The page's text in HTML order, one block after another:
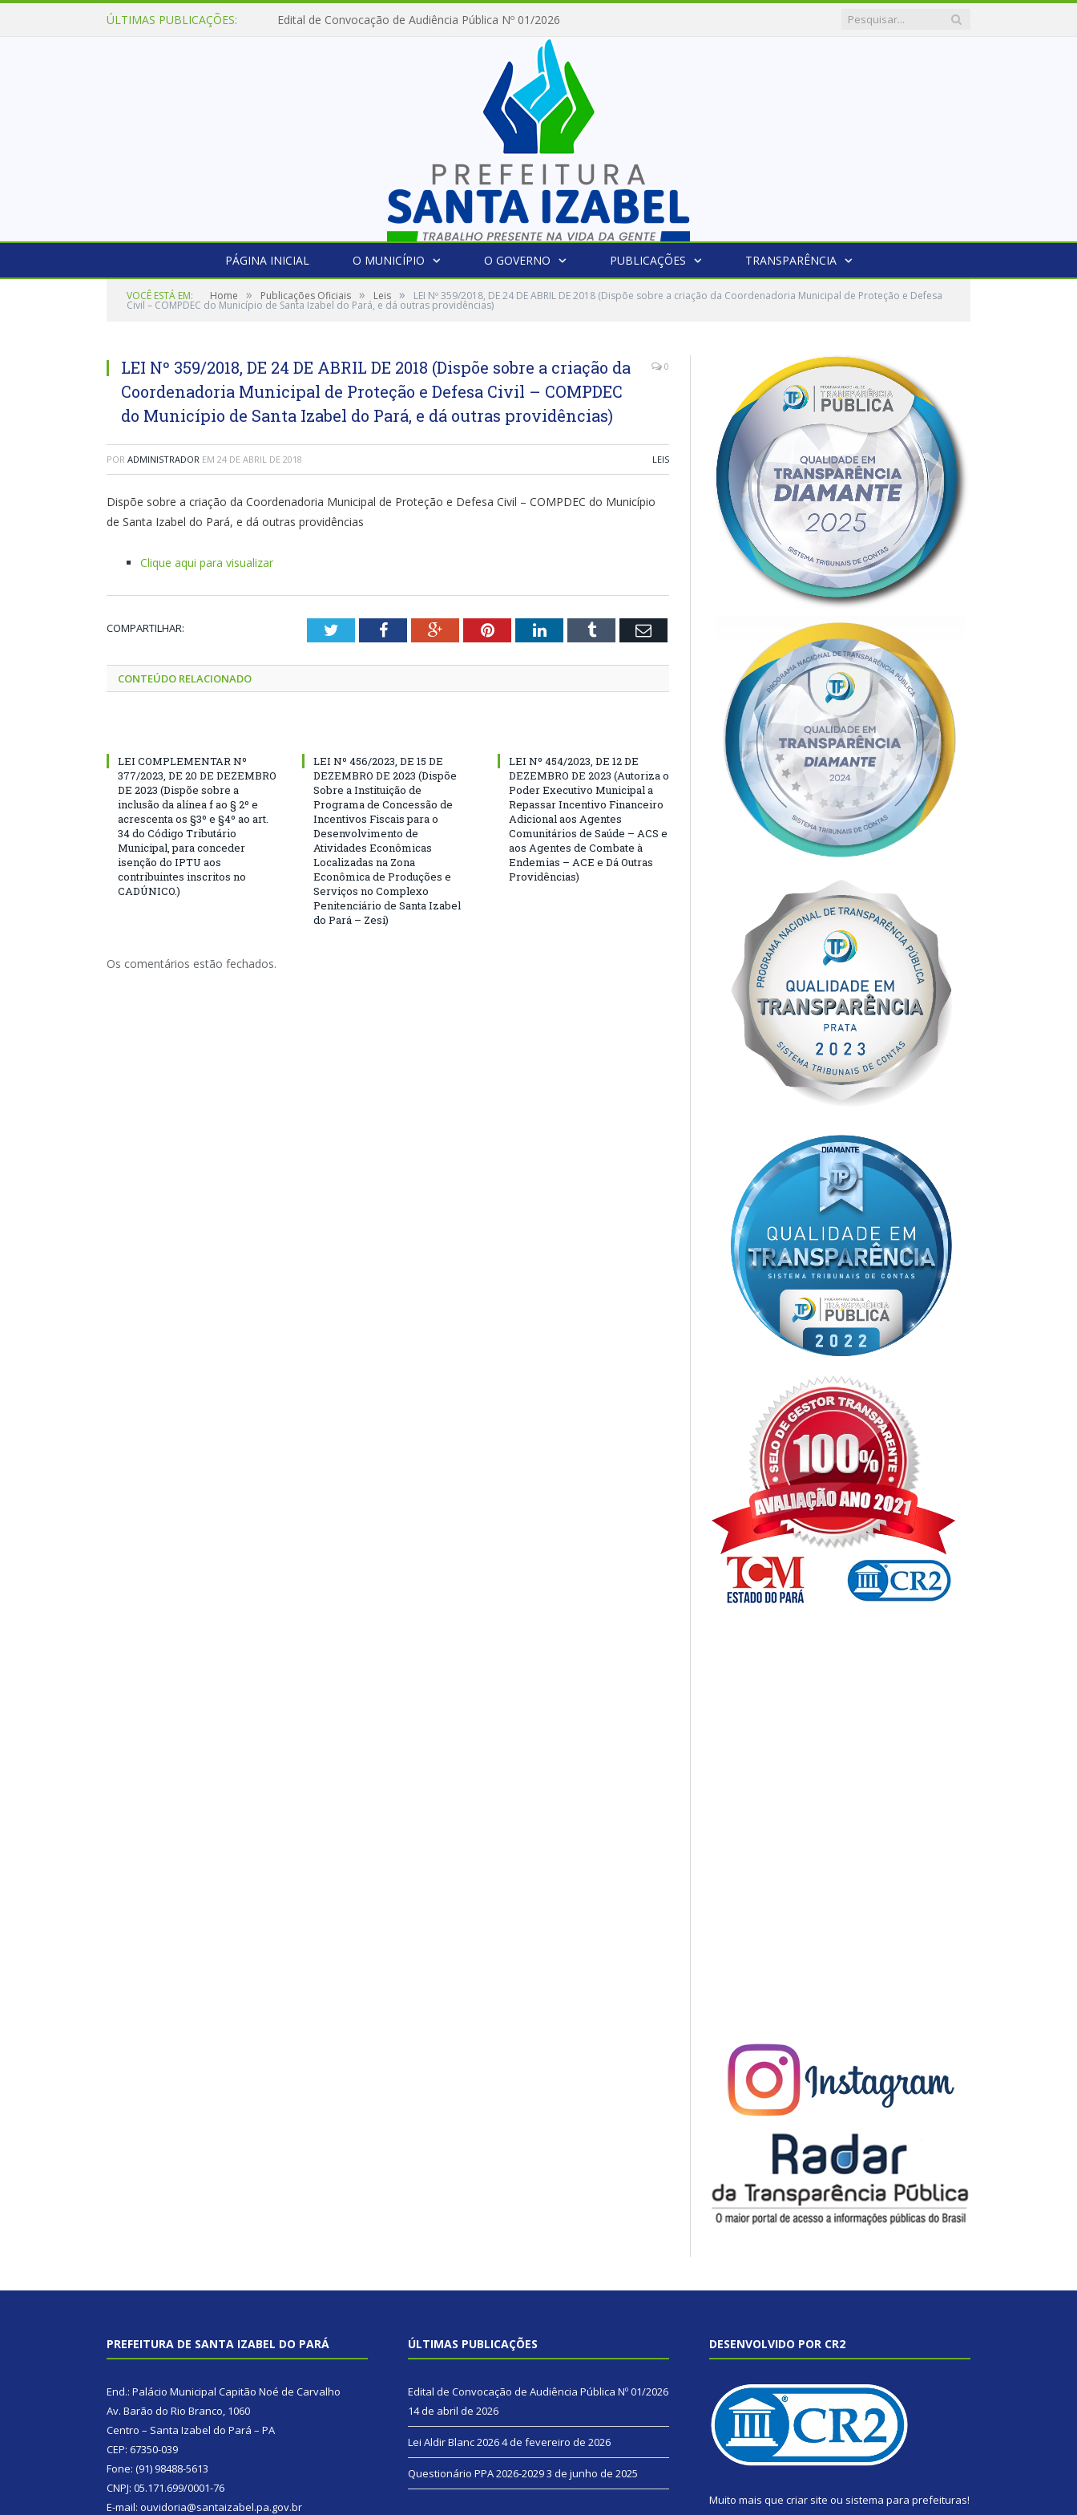
ÚLTIMAS PUBLICAÇÕES: Edital de Convocação de Audiência Pública Nº 01/2026
PÁGINA INICIAL O MUNICÍPIO O GOVERNO PUBLICAÇÕES TRANSPARÊNCIA
VOCÊ ESTÁ EM: Home » Publicações Oficiais » Leis » LEI Nº 359/2018, DE 24 DE ABRIL DE 2018 (Dispõe sobre a criação da Coordenadoria Municipal de Proteção e Defesa
Civil – COMPDEC do Município de Santa Izabel do Pará, e dá outras providências)
LEI Nº 359/2018, DE 24 DE ABRIL DE 2018 (Dispõe sobre a criação da
Coordenadoria Municipal de Proteção e Defesa Civil – COMPDEC
do Município de Santa Izabel do Pará, e dá outras providências)
0
POR ADMINISTRADOR EM 24 DE ABRIL DE 2018 LEIS
Dispõe sobre a criação da Coordenadoria Municipal de Proteção e Defesa Civil – COMPDEC do Município
de Santa Izabel do Pará, e dá outras providências
Clique aqui para visualizar
COMPARTILHAR: TwitterFacebookGoogle+PinterestLinkedInTumblr Email
CONTEÚDO RELACIONADO
LEI COMPLEMENTAR Nº
377/2023, DE 20 DE DEZEMBRO
DE 2023 (Dispõe sobre a
inclusão da alínea f ao § 2º e
acrescenta os §3º e §4º ao art.
34 do Código Tributário
Municipal, para conceder
isenção do IPTU aos
contribuintes inscritos no
CADÚNICO.)
LEI Nº 456/2023, DE 15 DE
DEZEMBRO DE 2023 (Dispõe
Sobre a Instituição de
Programa de Concessão de
Incentivos Fiscais para o
Desenvolvimento de
Atividades Econômicas
Localizadas na Zona
Econômica de Produções e
Serviços no Complexo
Penitenciário de Santa Izabel
do Pará – Zesi)
LEI Nº 454/2023, DE 12 DE
DEZEMBRO DE 2023 (Autoriza o
Poder Executivo Municipal a
Repassar Incentivo Financeiro
Adicional aos Agentes
Comunitários de Saúde – ACS e
aos Agentes de Combate à
Endemias – ACE e Dá Outras
Providências)
Os comentários estão fechados.
PREFEITURA DE SANTA IZABEL DO PARÁ
End.: Palácio Municipal Capitão Noé de Carvalho
Av. Barão do Rio Branco, 1060
Centro – Santa Izabel do Pará – PA
CEP: 67350-039
Fone: (91) 98488-5613
CNPJ: 05.171.699/0001-76
E-mail: ouvidoria@santaizabel.pa.gov.br
ÚLTIMAS PUBLICAÇÕES
Edital de Convocação de Audiência Pública Nº 01/2026
14 de abril de 2026
Lei Aldir Blanc 20264 de fevereiro de 2026
Questionário PPA 2026-20293 de junho de 2025
DESENVOLVIDO POR CR2
Muito mais que criar site ou sistema para prefeituras!